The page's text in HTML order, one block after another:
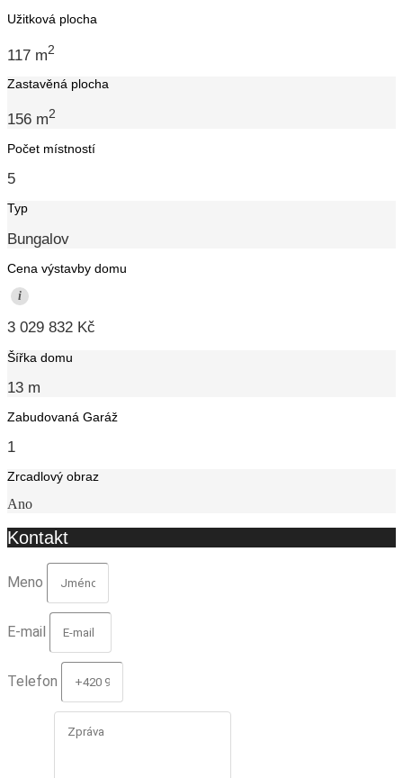
Užitková plocha
117 m2
Zastavěná plocha
156 m2
Počet místností
5
Typ
Bungalov
Cena výstavby domu
i
3 029 832 Kč
Šířka domu
13 m
Zabudovaná Garáž
1
Zrcadlový obraz
Ano
Kontakt
Meno
E-mail
Telefon